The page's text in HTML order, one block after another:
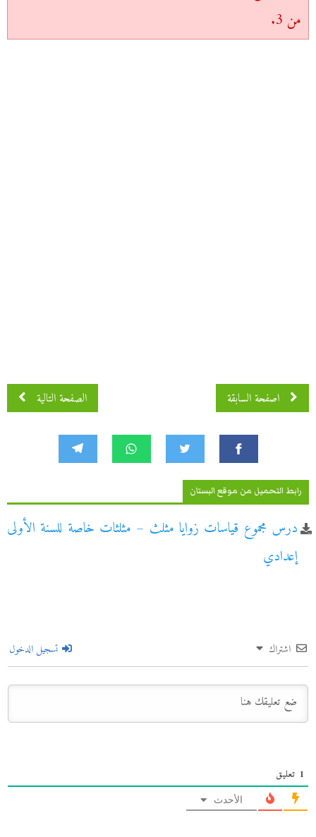
من 3.
اصفحة السابقة اصفحة 2 من 3 الصفحة التالية
رابط التحميل من موقع البستان
درس مجموع قياسات زوايا مثلث – مثلثات خاصة للسنة الأولى
إعدادي
اشتراك تسجيل الدخول
1 تعليق
الأحدث